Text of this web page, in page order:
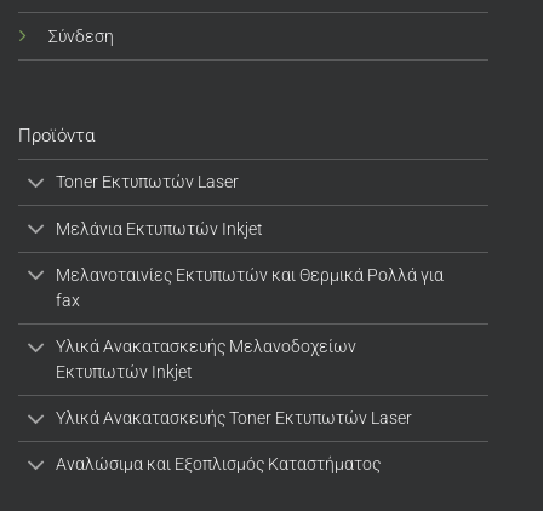
Σύνδεση
Προϊόντα
Toner Εκτυπωτών Laser
Μελάνια Εκτυπωτών Inkjet
Μελανοταινίες Εκτυπωτών και Θερμικά Ρολλά για
fax
Υλικά Ανακατασκευής Μελανοδοχείων
Εκτυπωτών Inkjet
Υλικά Ανακατασκευής Toner Εκτυπωτών Laser
Αναλώσιμα και Εξοπλισμός Καταστήματος